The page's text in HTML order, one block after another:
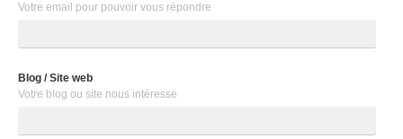
Votre email pour pouvoir vous répondre
Blog / Site web
Votre blog ou site nous intéresse